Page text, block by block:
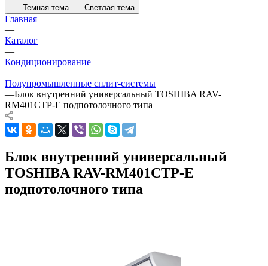
Темная тема Светлая тема
Главная
—
Каталог
—
Кондиционирование
—
Полупромышленные сплит-системы
—Блок внутренний универсальный TOSHIBA RAV-
RM401CTP-E подпотолочного типа
Блок внутренний универсальный
TOSHIBA RAV-RM401CTP-E
подпотолочного типа